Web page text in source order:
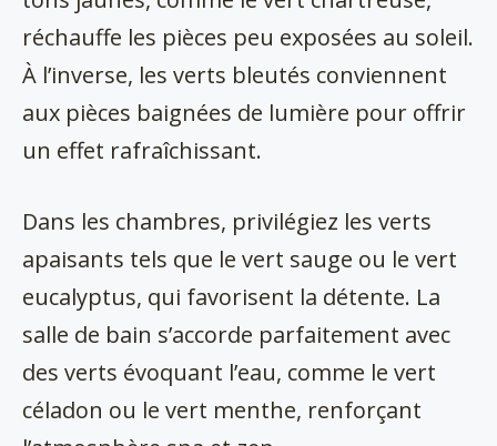
réchauffe les pièces peu exposées au soleil.
À l’inverse, les verts bleutés conviennent
aux pièces baignées de lumière pour offrir
un effet rafraîchissant.
Dans les chambres, privilégiez les verts
apaisants tels que le vert sauge ou le vert
eucalyptus, qui favorisent la détente. La
salle de bain s’accorde parfaitement avec
des verts évoquant l’eau, comme le vert
céladon ou le vert menthe, renforçant